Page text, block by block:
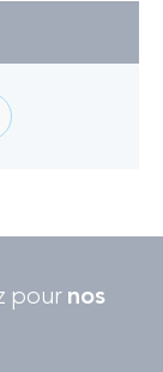
pour nos